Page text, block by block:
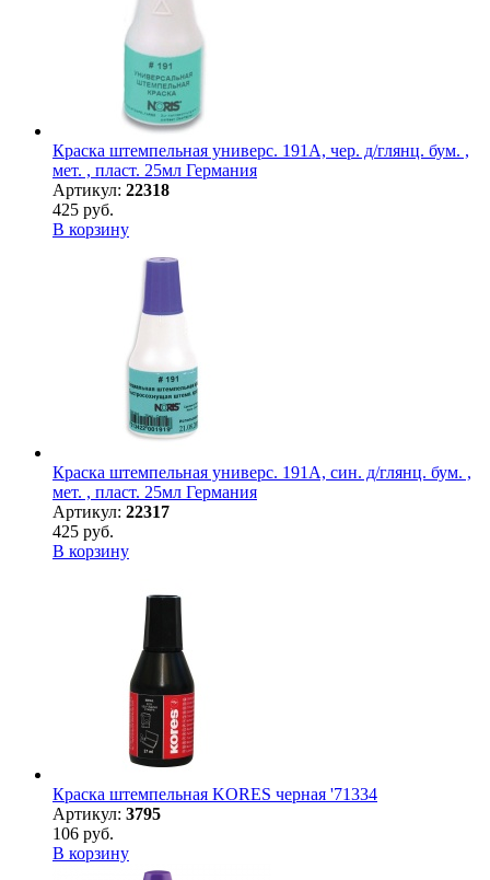
Краска штемпельная универс. 191А, чер. д/глянц. бум. ,
мет. , пласт. 25мл Германия
Артикул: 22318
425 руб.
В корзину
Краска штемпельная универс. 191А, син. д/глянц. бум. ,
мет. , пласт. 25мл Германия
Артикул: 22317
425 руб.
В корзину
Краска штемпельная KORES черная '71334
Артикул: 3795
106 руб.
В корзину